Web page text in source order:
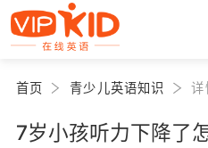
首页 青少儿英语知识 详
7岁小孩听力下降了